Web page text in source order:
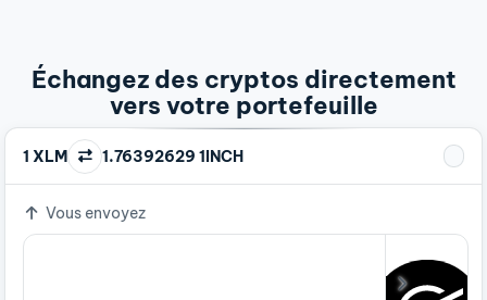
Échangez des cryptos directement
vers votre portefeuille
1 XLM 1.76392629 1INCH
Vous envoyez